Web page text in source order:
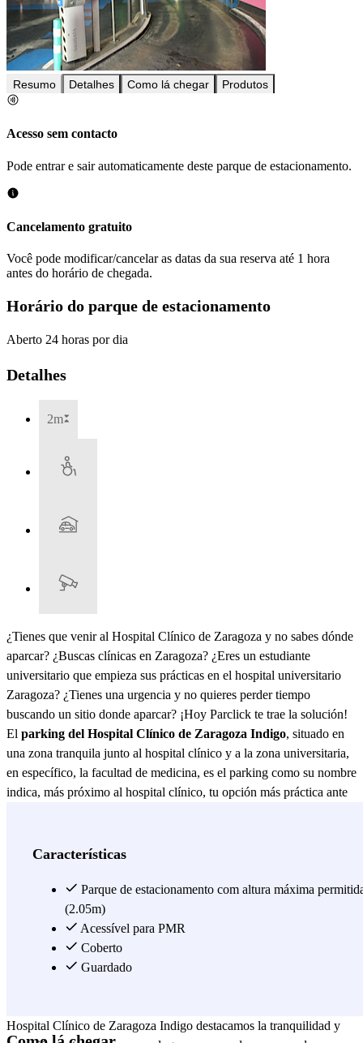
Resumo Detalhes Como lá chegar Produtos
Acesso sem contacto
Pode entrar e sair automaticamente deste parque de estacionamento.
Cancelamento gratuito
Você pode modificar/cancelar as datas da sua reserva até 1 hora
antes do horário de chegada.
Horário do parque de estacionamento
Aberto 24 horas por dia
Detalhes
2m
¿Tienes que venir al Hospital Clínico de Zaragoza y no sabes dónde
aparcar? ¿Buscas clínicas en Zaragoza? ¿Eres un estudiante
universitario que empieza sus prácticas en el hospital universitario
Zaragoza? ¿Tienes una urgencia y no quieres perder tiempo
buscando un sitio donde aparcar? ¡Hoy Parclick te trae la solución!
El parking del Hospital Clínico de Zaragoza Indigo, situado en
una zona tranquila junto al hospital clínico y a la zona universitaria,
en específico, la facultad de medicina, es el parking como su nombre
indica, más próximo al hospital clínico, tu opción más práctica ante
Clínico de Zaragoza Indigo está disponible las 24 horas del día,
venga mejor o por una urgencia, pero el parking del Hospital
Clínico de Zaragoza Indigo también cuenta con diferentes
instalaciones como: aseos, mantenimiento de vehículos, carga
eléctrica, servicio de arranque de baterías, y accesibilidad para
personas con discapacidad, así que si vas a pasar unas horas en el
Hospital Clínico de Zaragoza Indigo destacamos la tranquilidad y
Características
Parque de estacionamento com altura máxima
(2.05m)
Acessível para PMR
Coberto
Guardado